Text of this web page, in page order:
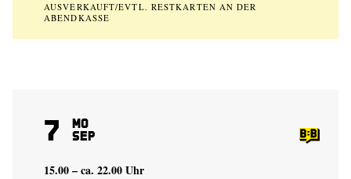
AUSVERKAUFT/EVTL. RESTKARTEN AN DER
ABENDKASSE
7 Mo
Sep
15.00 – ca. 22.00 Uhr